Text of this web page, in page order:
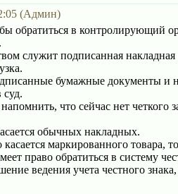
(Админ)
обратиться в контролирующий
служит подписанная
бумажные документы и
суд.
что сейчас нет
обычных накладных.
маркированного товара,
право обратиться в систему
ведения учета честного